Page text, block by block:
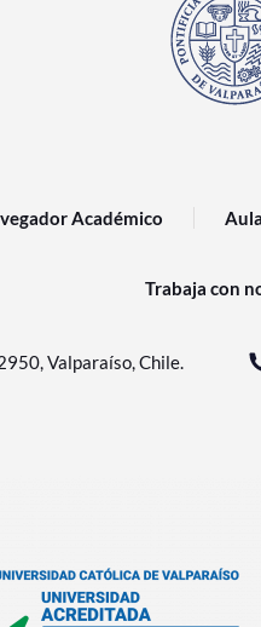
Académico
Trabaja con
Valparaíso, Chile.